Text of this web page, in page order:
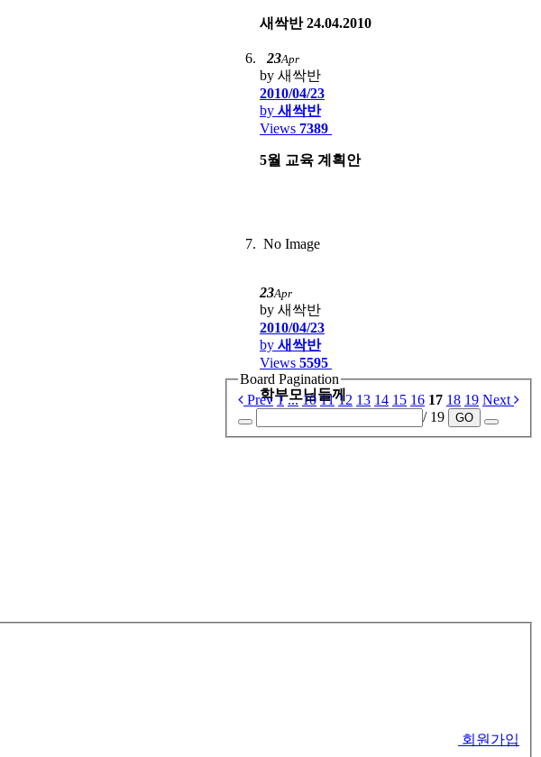
새싹반 24.04.2010
23Apr
by 새싹반
2010/04/23
by 새싹반
Views 7389
5월 교육 계획안
No Image
23Apr
by 새싹반
2010/04/23
by 새싹반
Views 5595
학부모님들께
Board Pagination
Prev 1 ... 10 11 12 13 14 15 16 17 18 19 Next
/ 19
GO
회원가입